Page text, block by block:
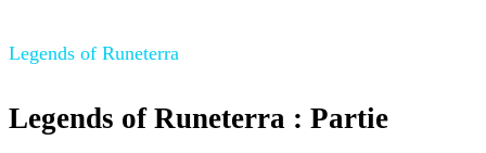
Legends of Runeterra
Legends of Runeterra : Partie